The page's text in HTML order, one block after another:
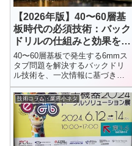
【2026年版】40〜60層基
板時代の必須技術：バック
ドリルの仕組みと効果を徹
底解説
40〜60層基板で発生する6mmス
タブ問題を解決するバックドリ
ル技術を、一次情報に基づき専
門的に解説。112G/224G対応の
SI・EMI改善効果、加工精度、設
計時の注意点まで、AIサーバー
時代の必須技術を実務者向けに
整理します。
技術コラム・業界小ネタ